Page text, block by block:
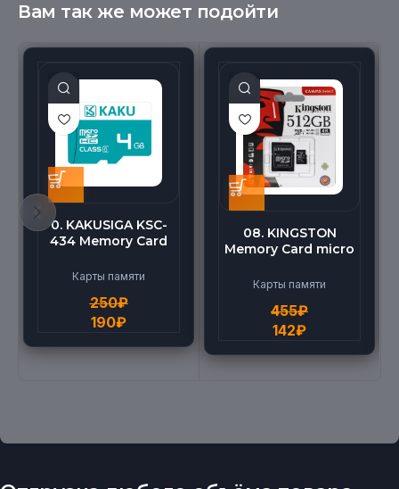
Вам так же может подойти
0. KAKUSIGA KSC-
434 Memory Card
High Speed (4G)
Карты памяти
250₽
190₽
08. KINGSTON
Memory Card micro
Карты памяти
455₽
142₽